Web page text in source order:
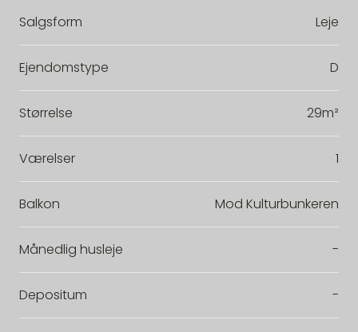
Salgsform Leje
Ejendomstype D
Størrelse 29m²
Værelser 1
Balkon Mod Kulturbunkeren
Månedlig husleje -
Depositum -